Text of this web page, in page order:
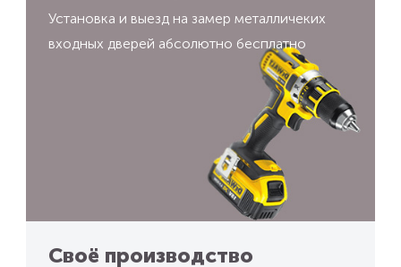
Установка и выезд на замер металличеких
входных дверей абсолютно бесплатно
Своё производство